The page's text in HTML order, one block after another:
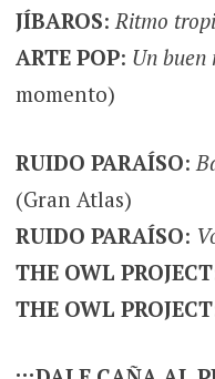
JÍBAROS:Ritmo
ARTE POP: Un buen
momento)
RUIDO PARAÍSO:
(Gran Atlas)
RUIDO PARAÍSO:
THE OWL PROJECT
THE OWL PROJECT